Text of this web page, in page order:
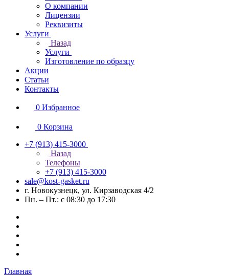
О компании
Лицензии
Реквизиты
Услуги
Назад
Услуги
Изготовление по образцу
Акции
Статьи
Контакты
0 Избранное
0 Корзина
+7 (913) 415-3000
Назад
Телефоны
+7 (913) 415-3000
sale@kost-gasket.ru
г. Новокузнецк, ул. Кирзаводская 4/2
Пн. – Пт.: с 08:30 до 17:30
Главная